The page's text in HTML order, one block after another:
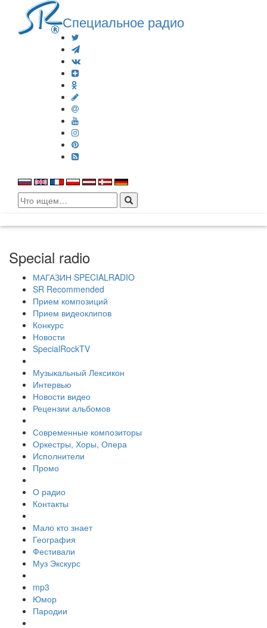
Специальное радио
Search
for:
Special radio
МАГАЗИН SPECIALRADIO
SR Recommended
Прием композиций
Прием видеоклипов
Конкурс
Новости
SpecialRockTV
Музыкальный Лексикон
Интервью
Новости видео
Рецензии альбомов
Современные композиторы
Оркестры, Хоры, Опера
Исполнители
Промо
О радио
Контакты
Мало кто знает
География
Фестивали
Муз Экскурс
mp3
Юмор
Пародии